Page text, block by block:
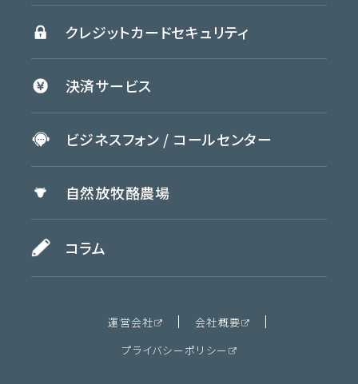
クレジットカードセキュリティ
決済サービス
ビジネスフォン / コールセンター
自然放牧酪農場
コラム
運営会社
会社概要
プライバシーポリシー